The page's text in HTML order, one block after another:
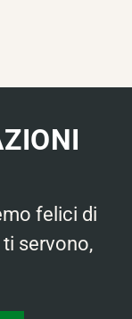
felici di
servono,